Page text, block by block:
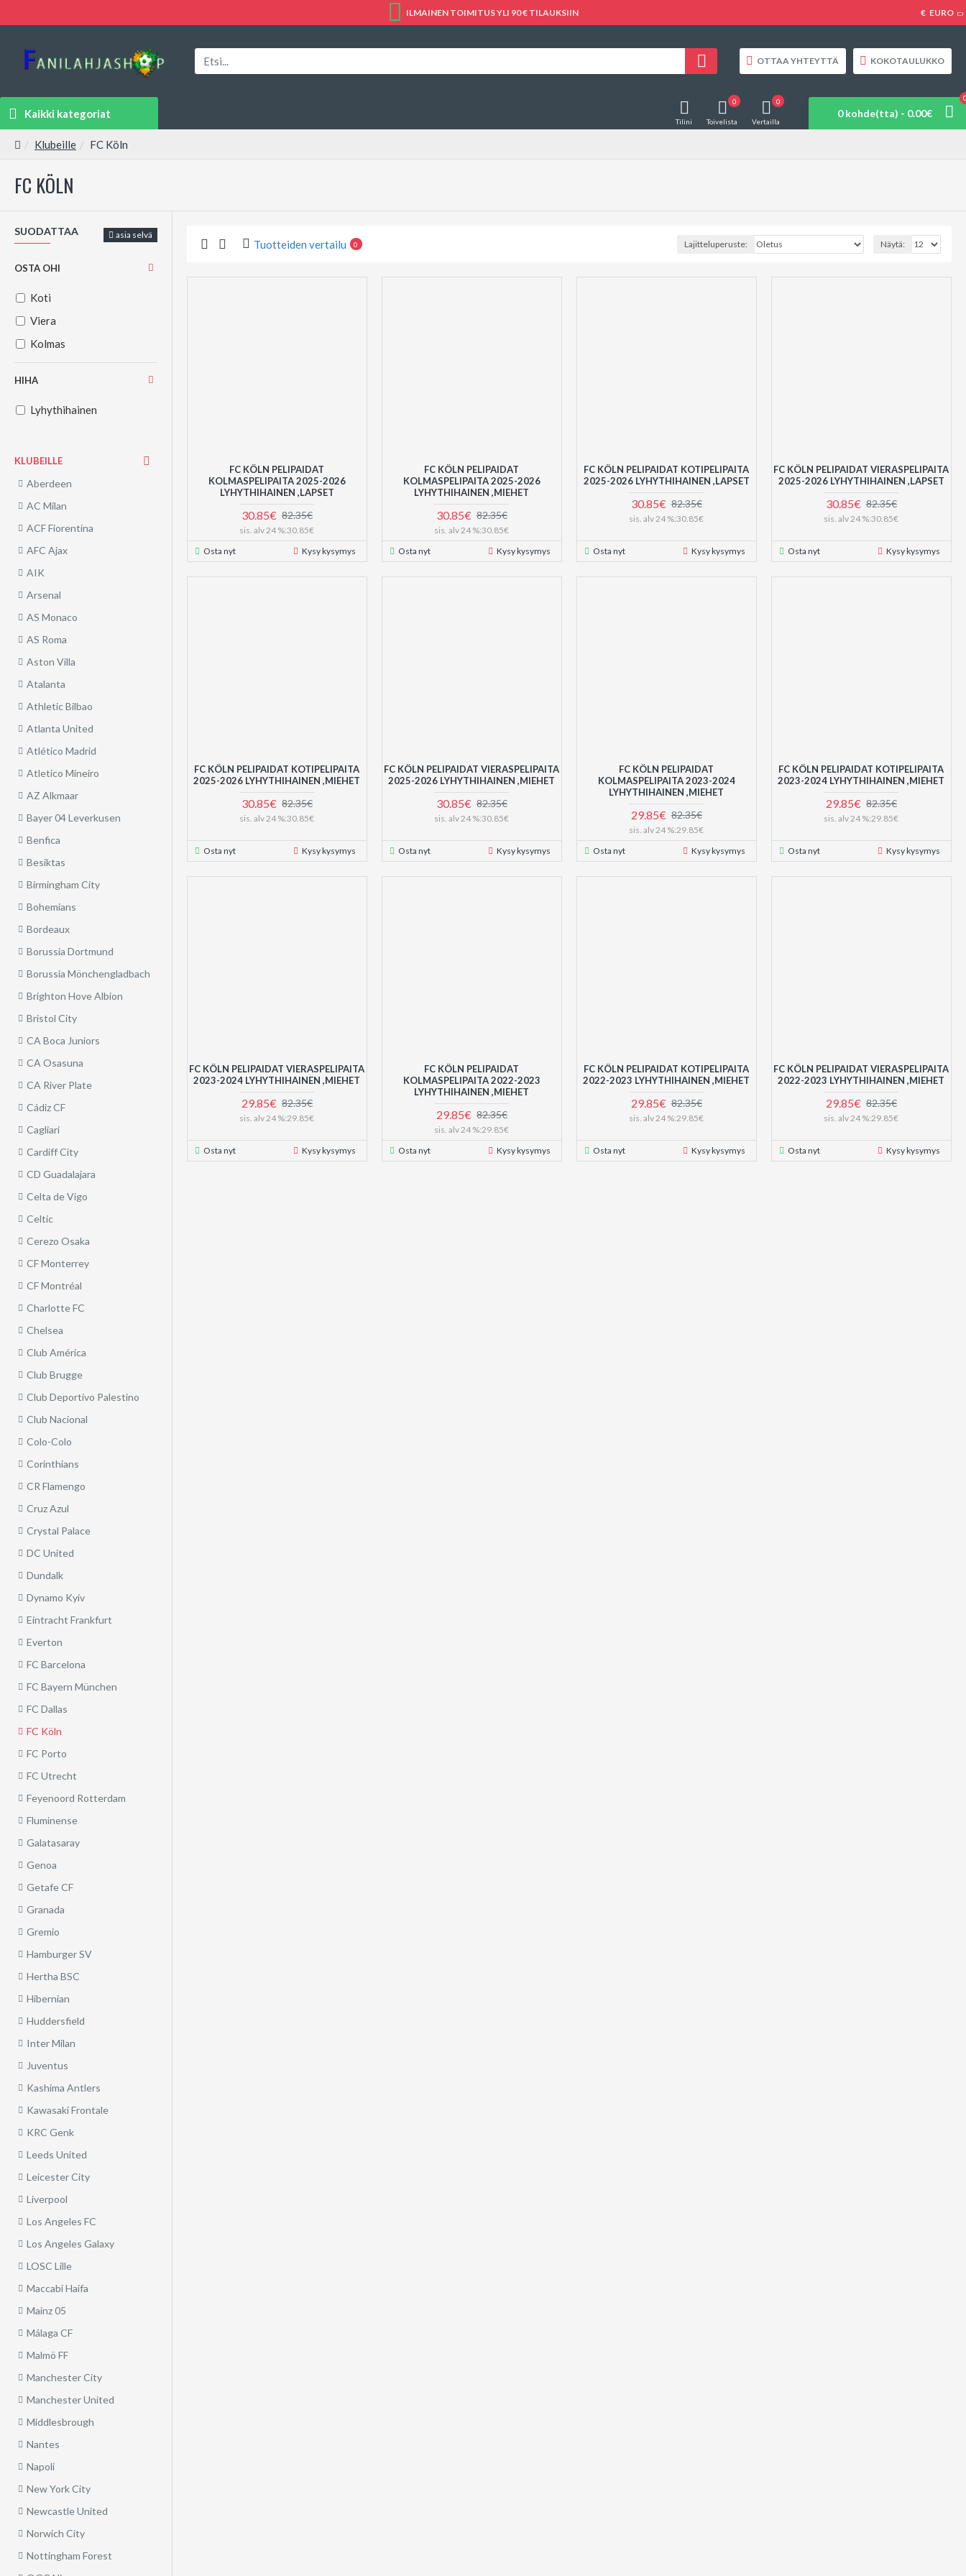
ILMAINEN TOIMITUS YLI 90 € TILAUKSIIN € EURO
OTTAA YHTEYTTÄ KOKOTAULUKKO
Kaikki kategoriat
Tilini Toivelista
0
Vertailla
0
0 kohde(tta) - 0.00€
Klubeille FC Köln
FC KÖLN
SUODATTAA asia selvä
OSTA OHI
Koti
Viera
Kolmas
HIHA
Lyhythihainen
KLUBEILLE
Aberdeen
AC Milan
ACF Fiorentina
AFC Ajax
AIK
Arsenal
AS Monaco
AS Roma
Aston Villa
Atalanta
Athletic Bilbao
Atlanta United
Atlético Madrid
Atletico Mineiro
AZ Alkmaar
Bayer 04 Leverkusen
Benfica
Besiktas
Birmingham City
Bohemians
Bordeaux
Borussia Dortmund
Borussia Mönchengladbach
Brighton Hove Albion
Bristol City
CA Boca Juniors
CA Osasuna
CA River Plate
Cádiz CF
Cagliari
Cardiff City
CD Guadalajara
Celta de Vigo
Celtic
Cerezo Osaka
CF Monterrey
CF Montréal
Charlotte FC
Chelsea
Club América
Club Brugge
Club Deportivo Palestino
Club Nacional
Colo-Colo
Corinthians
CR Flamengo
Cruz Azul
Crystal Palace
DC United
Dundalk
Dynamo Kyiv
Eintracht Frankfurt
Everton
FC Barcelona
FC Bayern München
FC Dallas
FC Köln
FC Porto
FC Utrecht
Feyenoord Rotterdam
Fluminense
Galatasaray
Genoa
Getafe CF
Granada
Gremio
Hamburger SV
Hertha BSC
Hibernian
Huddersfield
Inter Milan
Juventus
Kashima Antlers
Kawasaki Frontale
KRC Genk
Leeds United
Leicester City
Liverpool
Los Angeles FC
Los Angeles Galaxy
LOSC Lille
Maccabi Haifa
Mainz 05
Málaga CF
Malmö FF
Manchester City
Manchester United
Middlesbrough
Nantes
Napoli
New York City
Newcastle United
Norwich City
Nottingham Forest
Tuotteiden vertailu 0 Lajitteluperuste: Näytä:
FC KÖLN PELIPAIDAT
KOLMASPELIPAITA 2025-2026
LYHYTHIHAINEN ,LAPSET
30.85€ 82.35€
sis. alv 24 %:30.85€
Osta nyt
Kysy kysymys
FC KÖLN PELIPAIDAT
KOLMASPELIPAITA 2025-2026
LYHYTHIHAINEN ,MIEHET
30.85€ 82.35€
sis. alv 24 %:30.85€
Osta nyt
Kysy kysymys
FC KÖLN PELIPAIDAT KOTIPELIPAITA
2025-2026 LYHYTHIHAINEN ,LAPSET
30.85€ 82.35€
sis. alv 24 %:30.85€
Osta nyt Kysy kysymys
FC KÖLN PELIPAIDAT VIERASPELIPAITA
2025-2026 LYHYTHIHAINEN ,LAPSET
30.85€ 82.35€
sis. alv 24 %:30.85€
Osta nyt Kysy kysymys
FC KÖLN PELIPAIDAT KOTIPELIPAITA
2025-2026 LYHYTHIHAINEN ,MIEHET
30.85€ 82.35€
sis. alv 24 %:30.85€
Osta nyt Kysy kysymys
FC KÖLN PELIPAIDAT VIERASPELIPAITA
2025-2026 LYHYTHIHAINEN ,MIEHET
30.85€ 82.35€
sis. alv 24 %:30.85€
Osta nyt Kysy kysymys
FC KÖLN PELIPAIDAT
KOLMASPELIPAITA 2023-2024
LYHYTHIHAINEN ,MIEHET
29.85€ 82.35€
sis. alv 24 %:29.85€
Osta nyt
Kysy kysymys
FC KÖLN PELIPAIDAT KOTIPELIPAITA
2023-2024 LYHYTHIHAINEN ,MIEHET
29.85€ 82.35€
sis. alv 24 %:29.85€
Osta nyt Kysy kysymys
FC KÖLN PELIPAIDAT VIERASPELIPAITA
2023-2024 LYHYTHIHAINEN ,MIEHET
29.85€ 82.35€
sis. alv 24 %:29.85€
Osta nyt Kysy kysymys
FC KÖLN PELIPAIDAT
KOLMASPELIPAITA 2022-2023
LYHYTHIHAINEN ,MIEHET
29.85€ 82.35€
sis. alv 24 %:29.85€
Osta nyt
Kysy kysymys
FC KÖLN PELIPAIDAT KOTIPELIPAITA
2022-2023 LYHYTHIHAINEN ,MIEHET
29.85€ 82.35€
sis. alv 24 %:29.85€
Osta nyt Kysy kysymys
FC KÖLN PELIPAIDAT VIERASPELIPAITA
2022-2023 LYHYTHIHAINEN ,MIEHET
29.85€ 82.35€
sis. alv 24 %:29.85€
Osta nyt Kysy kysymys